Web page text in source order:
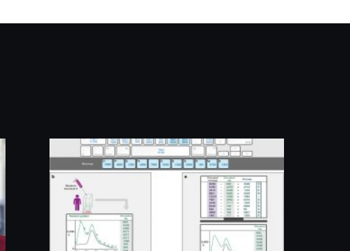
la
Plaza
(BZP),
un
festival
que
llenará
la
ciudad